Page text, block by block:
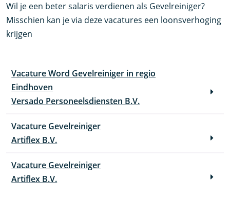
Wil je een beter salaris verdienen als Gevelreiniger?
Misschien kan je via deze vacatures een loonsverhoging
krijgen
Vacature Word Gevelreiniger in regio
Eindhoven
Versado Personeelsdiensten B.V.
Vacature Gevelreiniger
Artiflex B.V.
Vacature Gevelreiniger
Artiflex B.V.